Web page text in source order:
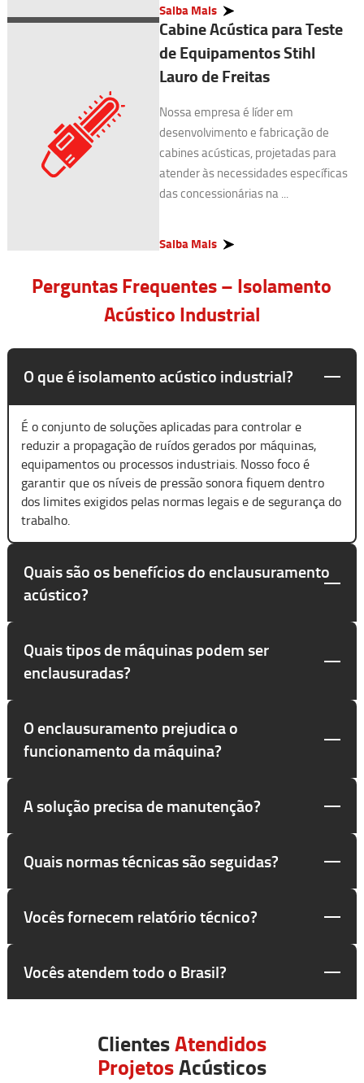
Saiba Mais
Cabine Acústica para Teste
de Equipamentos Stihl
Lauro de Freitas
Nossa empresa é líder em
desenvolvimento e fabricação de
cabines acústicas, projetadas para
atender às necessidades específicas
das concessionárias na ...
Saiba Mais
Perguntas Frequentes – Isolamento
Acústico Industrial
O que é isolamento acústico industrial?
É o conjunto de soluções aplicadas para controlar e
reduzir a propagação de ruídos gerados por máquinas,
equipamentos ou processos industriais. Nosso foco é
garantir que os níveis de pressão sonora fiquem dentro
dos limites exigidos pelas normas legais e de segurança do
trabalho.
Quais são os benefícios do enclausuramento
acústico?
Quais tipos de máquinas podem ser
enclausuradas?
O enclausuramento prejudica o
funcionamento da máquina?
A solução precisa de manutenção?
Quais normas técnicas são seguidas?
Vocês fornecem relatório técnico?
Vocês atendem todo o Brasil?
ClientesAtendidos
ProjetosAcústicos